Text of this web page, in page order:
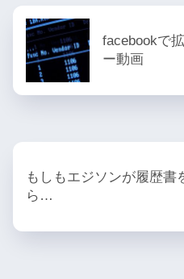
facebookで
ー動画
もしもエジソンが履歴書
ら…